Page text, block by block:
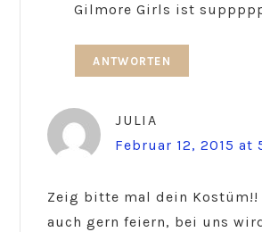
Gilmore Girls ist
ANTWORTEN
JULIA
Februar 12, 2015 at
Zeig bitte mal dein Kostüm!!
auch gern feiern, bei uns